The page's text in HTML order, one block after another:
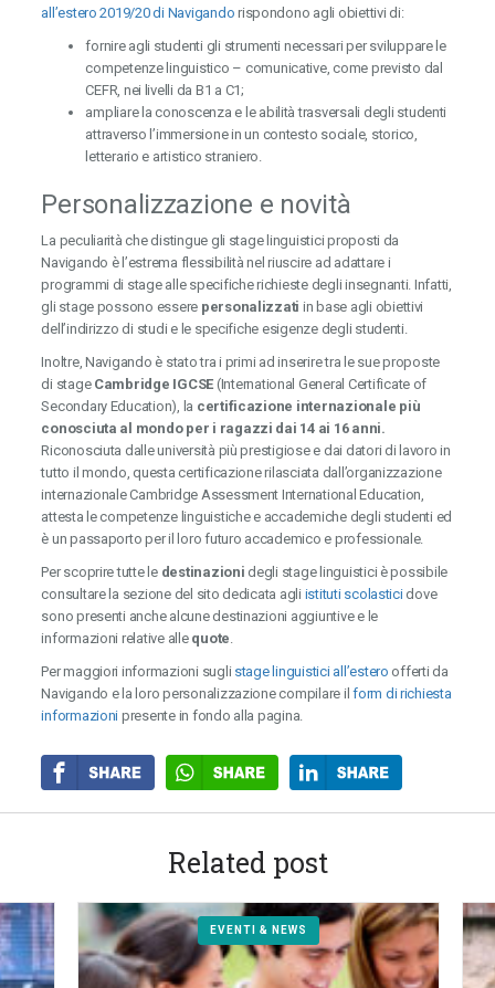
all’estero 2019/20 di Navigando rispondono agli obiettivi di:
fornire agli studenti gli strumenti necessari per sviluppare le
competenze linguistico – comunicative, come previsto dal
CEFR, nei livelli da B1 a C1;
ampliare la conoscenza e le abilità trasversali degli studenti
attraverso l’immersione in un contesto sociale, storico,
letterario e artistico straniero.
Personalizzazione e novità
La peculiarità che distingue gli stage linguistici proposti da
Navigando è l’estrema flessibilità nel riuscire ad adattare i
programmi di stage alle specifiche richieste degli insegnanti. Infatti,
gli stage possono essere personalizzati in base agli obiettivi
dell’indirizzo di studi e le specifiche esigenze degli studenti.
Inoltre, Navigando è stato tra i primi ad inserire tra le sue proposte
di stage Cambridge IGCSE (International General Certificate of
Secondary Education), la certificazione internazionale più
conosciuta al mondo per i ragazzi dai 14 ai 16 anni.
Riconosciuta dalle università più prestigiose e dai datori di lavoro in
tutto il mondo, questa certificazione rilasciata dall’organizzazione
internazionale Cambridge Assessment International Education,
attesta le competenze linguistiche e accademiche degli studenti ed
è un passaporto per il loro futuro accademico e professionale.
Per scoprire tutte le destinazioni degli stage linguistici è possibile
consultare la sezione del sito dedicata agli istituti scolasticidove
sono presenti anche alcune destinazioni aggiuntive e le
informazioni relative alle quote
Per maggiori informazioni sugli stage linguistici all’estero offerti da
Navigando e la loro personalizzazione compilare il form di richiesta
informazioni presente in fondo alla pagina.
Related post
EVENTI & NEWS